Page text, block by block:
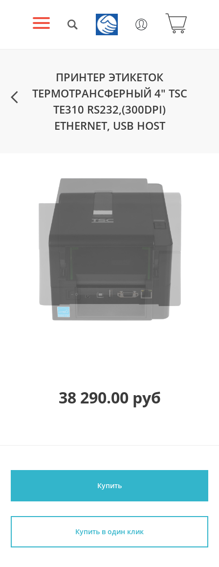
ПРИНТЕР ЭТИКЕТОК
ТЕРМОТРАНСФЕРНЫЙ 4" TSC
TE310 RS232,(300DPI)
ETHERNET, USB HOST
38 290.00 руб
Купить
Купить в один клик